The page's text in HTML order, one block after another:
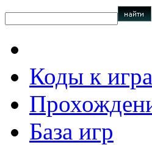
Коды к
База игр